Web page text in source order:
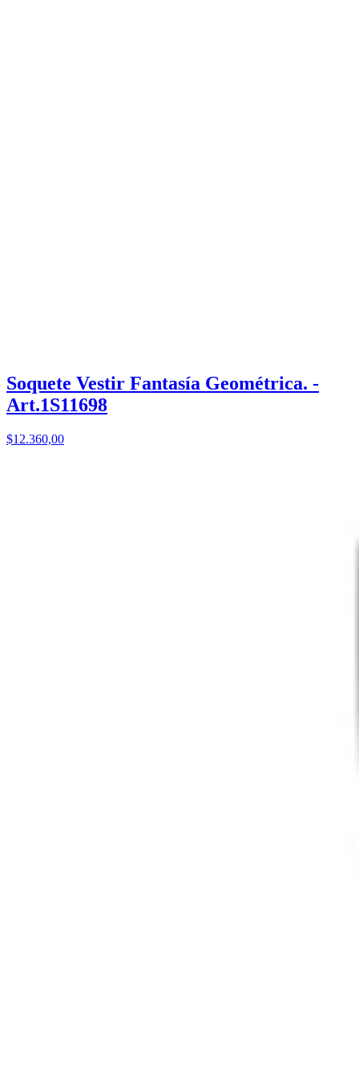
Soquete Vestir Fantasía Geométrica. -
Art.1S11698
$12.360,00